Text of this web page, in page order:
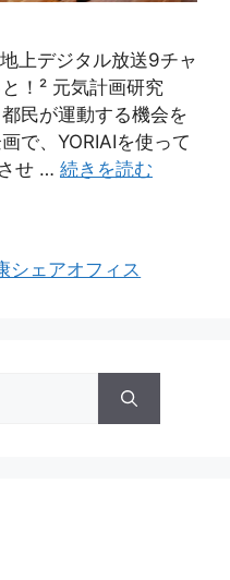
上デジタル放送9チャ
！² 元気計画研究
民が運動する機会を
で、YORIAIを使って
せ … 続きを読む
シェアオフィス